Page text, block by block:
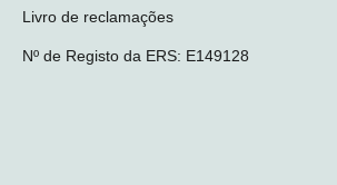
Livro de reclamações
Nº de Registo da ERS: E149128